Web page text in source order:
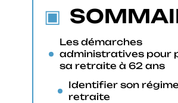
Les démarches
administratives pour
sa retraite à 62 ans
Identifier son
retraite